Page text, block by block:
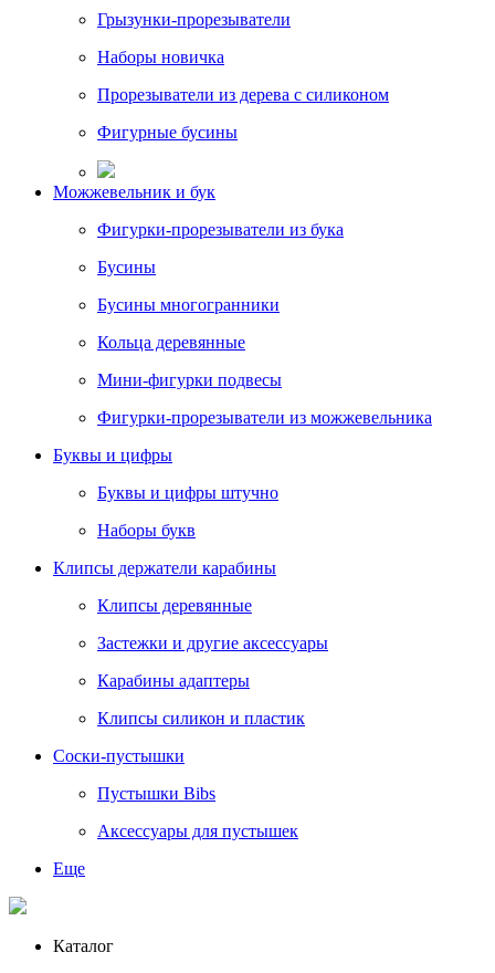
Грызунки-прорезыватели
Наборы новичка
Прорезыватели из дерева с силиконом
Фигурные бусины
Можжевельник и бук
Фигурки-прорезыватели из бука
Бусины
Бусины многогранники
Кольца деревянные
Мини-фигурки подвесы
Фигурки-прорезыватели из можжевельника
Буквы и цифры
Буквы и цифры штучно
Наборы букв
Клипсы держатели карабины
Клипсы деревянные
Застежки и другие аксессуары
Карабины адаптеры
Клипсы силикон и пластик
Соски-пустышки
Пустышки Bibs
Аксессуары для пустышек
Еще
Каталог